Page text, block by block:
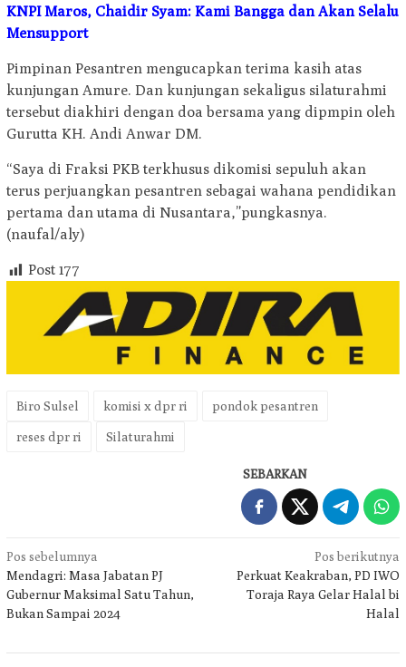
KNPI Maros, Chaidir Syam: Kami Bangga dan Akan Selalu
Mensupport
Pimpinan Pesantren mengucapkan terima kasih atas
kunjungan Amure. Dan kunjungan sekaligus silaturahmi
tersebut diakhiri dengan doa bersama yang dipmpin oleh
Gurutta KH. Andi Anwar DM.
“Saya di Fraksi PKB terkhusus dikomisi sepuluh akan
terus perjuangkan pesantren sebagai wahana pendidikan
pertama dan utama di Nusantara,”pungkasnya.
(naufal/aly)
Post 177
Biro Sulsel komisi x dpr ri pondok pesantren
reses dpr ri Silaturahmi
SEBARKAN
Navigasi
pos
Pos sebelumnya
Mendagri: Masa Jabatan PJ
Gubernur Maksimal Satu Tahun,
Bukan Sampai 2024
Pos berikutnya
Perkuat Keakraban, PD IWO
Toraja Raya Gelar Halal bi
Halal